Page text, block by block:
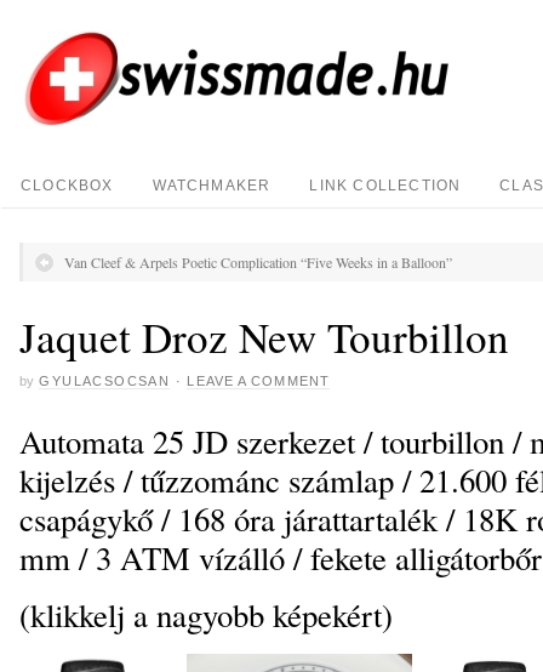
CLOCKBOX WATCHMAKER LINK COLLECTION
Van Cleef & Arpels Poetic Complication “Five Weeks in a Balloon”
Jaquet Droz New Tourbillon
by GYULACSOCSAN · LEAVE A COMMENT
Automata 25 JD szerkezet / tourbillon /
kijelzés / tűzzománc számlap / 21.600
csapágykő / 168 óra járattartalék / 18K
mm / 3 ATM vízálló / fekete
(klikkelj a nagyobb képekért)